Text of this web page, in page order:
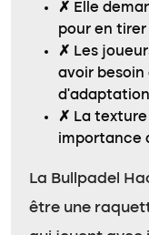
✗ Elle
pour en
✗ Les
avoir besoin
✗ La
importance
La Bullpadel
être une